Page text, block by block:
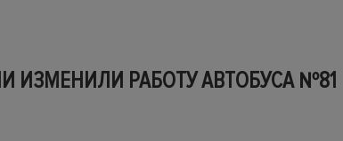
ИЗМЕНИЛИ РАБОТУ АВТОБУСА №81